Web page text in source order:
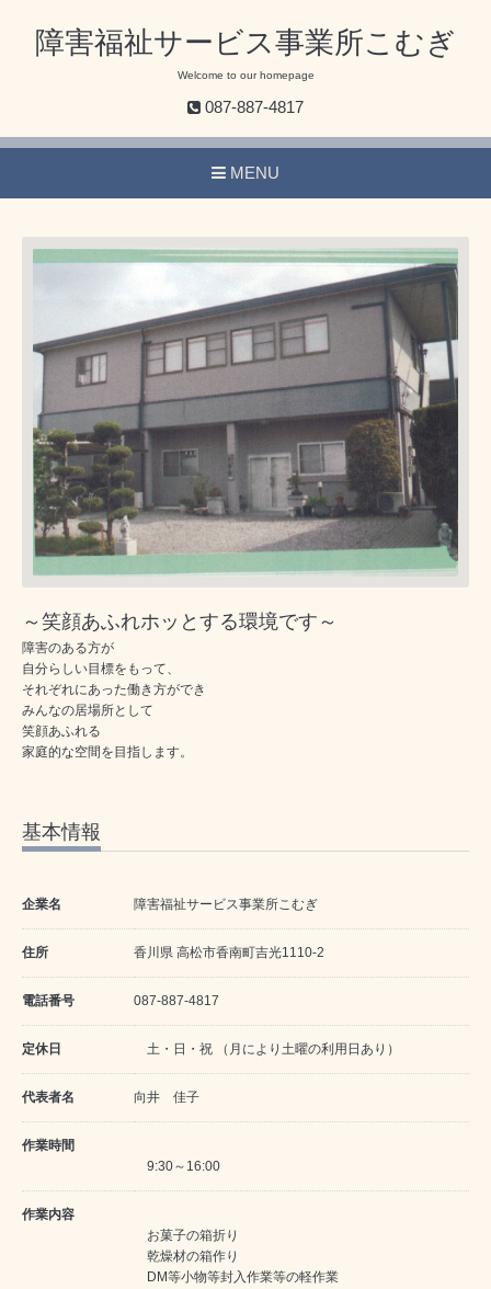
障害福祉サービス事業所こむぎ
Welcome to our homepage
087-887-4817
MENU
～笑顔あふれホッとする環境です～
障害のある方が
自分らしい目標をもって、
それぞれにあった働き方ができ
みんなの居場所として
笑顔あふれる
家庭的な空間を目指します。
基本情報
企業名 障害福祉サービス事業所こむぎ
住所 香川県 高松市香南町吉光1110-2
電話番号 087-887-4817
定休日 土・日・祝 （月により土曜の利用日あり）
代表者名 向井 佳子
作業時間
9:30～16:00
作業内容
お菓子の箱折り
乾燥材の箱作り
DM等小物等封入作業等の軽作業